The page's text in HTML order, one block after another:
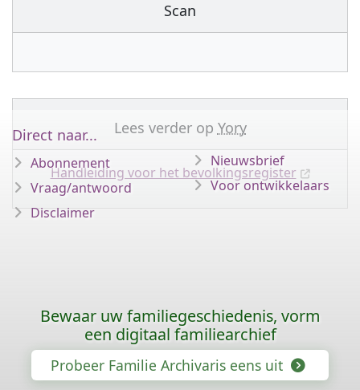
Scan
Lees verder op Yory
Handleiding voor het bevolkingsregister
Direct naar...
Abonnement
Vraag/antwoord
Disclaimer
Nieuwsbrief
Voor ontwikkelaars
Bewaar uw familiegeschiedenis, vorm
een digitaal familiearchief
Probeer Familie Archivaris eens uit